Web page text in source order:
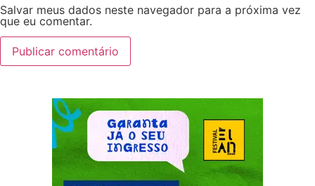
Salvar meus dados neste navegador para a próxima vez
que eu comentar.